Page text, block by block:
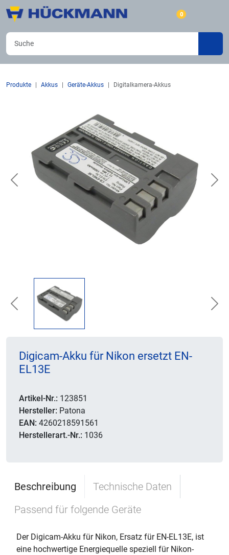
0
Produkte Akkus Geräte-Akkus Digitalkamera-Akkus
Previous
Previous
Digicam-Akku für Nikon ersetzt EN-
EL13E
Artikel-Nr.: 123851
Hersteller: Patona
EAN: 4260218591561
Herstellerart.-Nr.: 1036
Beschreibung
Technische Daten
Passend für folgende Geräte
Der Digicam-Akku für Nikon, Ersatz für EN-EL13E, ist
eine hochwertige Energiequelle speziell für Nikon-